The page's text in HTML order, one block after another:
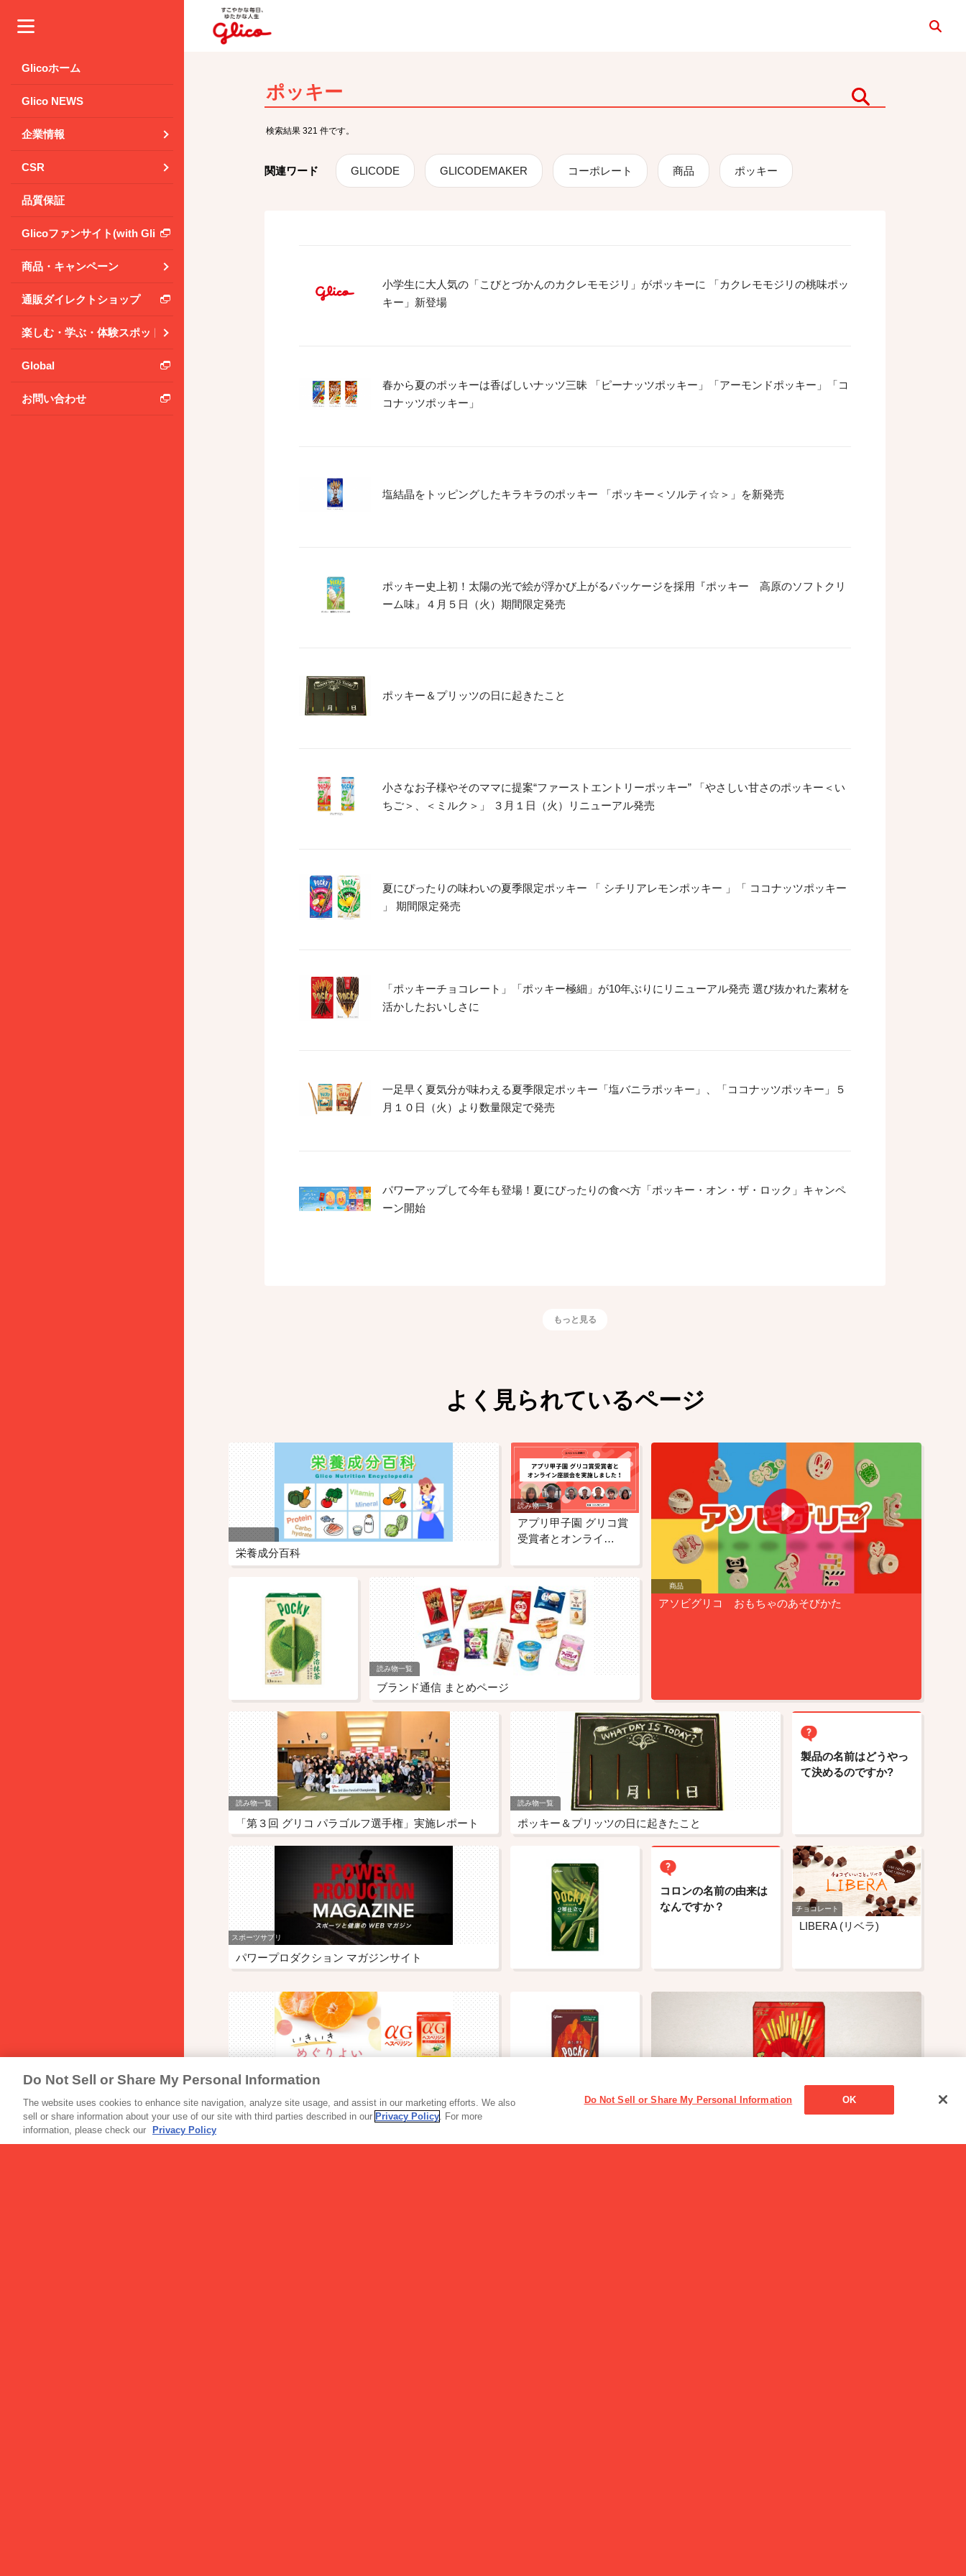
Glicoホーム
Glico NEWS
企業情報
CSR
品質保証
Glicoファンサイト(with Glico Park)
商品・キャンペーン
通販ダイレクトショップ
楽しむ・学ぶ・体験スポット
Global
お問い合わせ
検索結果 321 件です。
関連ワード GLICODE GLICODEMAKER コーポレート 商品 ポッキー
小学生に大人気の「こびとづかんのカクレモモジリ」がポッキーに 「カクレモモジリの桃味ポッ
キー」新登場
春から夏のポッキーは香ばしいナッツ三昧 「ピーナッツポッキー」「アーモンドポッキー」「コ
コナッツポッキー」
塩結晶をトッピングしたキラキラのポッキー 「ポッキー＜ソルティ☆＞」を新発売
ポッキー史上初！太陽の光で絵が浮かび上がるパッケージを採用『ポッキー 高原のソフトクリ
ーム味』４月５日（火）期間限定発売
ポッキー＆プリッツの日に起きたこと
小さなお子様やそのママに提案“ファーストエントリーポッキー” 「やさしい甘さのポッキー＜い
ちご＞、＜ミルク＞」 ３月１日（火）リニューアル発売
夏にぴったりの味わいの夏季限定ポッキー 「 シチリアレモンポッキー 」「 ココナッツポッキー
」 期間限定発売
「ポッキーチョコレート」「ポッキー極細」が10年ぶりにリニューアル発売 選び抜かれた素材を
活かしたおいしさに
一足早く夏気分が味わえる夏季限定ポッキー「塩バニラポッキー」、「ココナッツポッキー」５
月１０日（火）より数量限定で発売
パワーアップして今年も登場！夏にぴったりの食べ方「ポッキー・オン・ザ・ロック」キャンペ
ーン開始
もっと見る
よく見られているページ
栄養成分百科
読み物一覧
アプリ甲子園 グリコ賞
受賞者とオンライ…
読み物一覧
ブランド通信 まとめページ
商品
アソビグリコ おもちゃのあそびかた
読み物一覧
「第３回 グリコ パラゴルフ選手権」実施レポート
スポーツサプリ
パワープロダクション マガジンサイト
読み物一覧
ポッキー＆プリッツの日に起きたこと
製品の名前はどうやっ
て決めるのですか?
コロンの名前の由来は
なんですか？
チョコレート
LIBERA (リベラ)
美容食品
αGヘスペリジン通販サイト
Do Not Sell or Share My Personal Information
The website uses cookies to enhance site navigation, analyze site usage, and assist in our marketing efforts. We also
sell or share information about your use of our site with third parties described in our Privacy Policy. For more
information, please check our
Privacy Policy
Do Not Sell or Share My Personal Information OK